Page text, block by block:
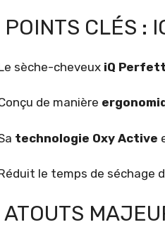
POINTS CLÉS :
sèche-cheveux iQ
de manière
technologie Oxy Active
le temps de séchage
ATOUTS